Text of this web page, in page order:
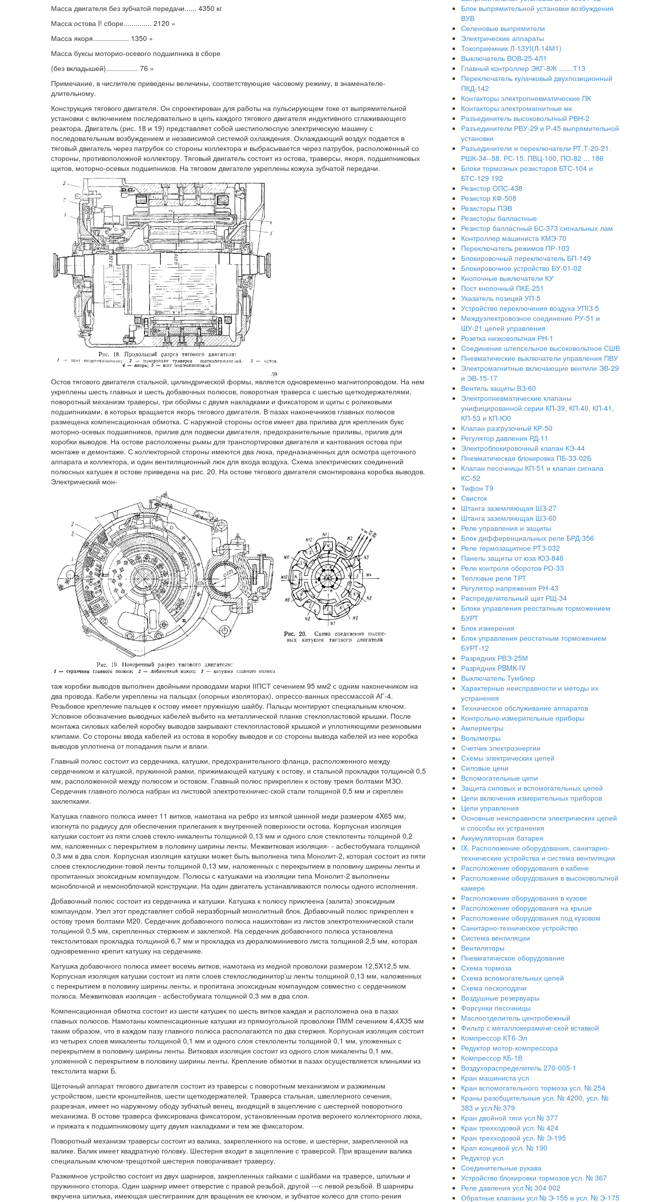
Масса двигателя без зубчатой передачи...... 4350 кг
Масса остова I! сборе.............. 2120 »
Масса якоря.................. 1350 »
Масса буксы моторио-осевого подшипника в сборе
(без вкладышей)................ 76 »
Примечание, в числителе приведены величины, соответствующие часовому режиму, в знаменателе-
длительному.
Конструкция тягового двигателя. Он спроектирован для работы на пульсирующем токе от выпрямительной
установки с включением последовательно в цепь каждого тягового двигателя индуктивного сглаживающего
реактора. Двигатель (рис. 18 и 19) представляет собой шестиполюспую электрическую машину с
последовательным возбуждением и независимой системой охлаждения. Охлаждающий воздух подается в
тяговый двигатель через патрубок со стороны коллектора и выбрасывается через патрубок, расположенный со
стороны, противоположной коллектору. Тяговый двигатель состоит из остова, траверсы, якоря, подшипниковых
щитов, моторно-осевых подшипников. На тяговом двигателе укреплены кожуха зубчатой передачи.
Остов тягового двигателя стальной, цилиндрической формы, является одновременно магнитопроводом. На нем
укреплены шесть главных и шесть добавочных полюсов, поворотная траверса с шестью щеткодержателями,
поворотный механизм траверсы, три обоймы с двумя накладками и фиксатором и щиты с роликовыми
подшипниками, в которых вращается якорь тягового двигателя. В пазах наконечников главных полюсов
размещена компенсационная обмотка. С наружной стороны остов имеет два прилива для крепления букс
моторно-осевых подшипников, прилив для подвески двигателя, предохранительные приливы, прилив для
коробки выводов. На остове расположены рымы для транспортировки двигателя и кантования остова при
монтаже и демонтаже. С коллекторной стороны имеются два люка, предназначенных для осмотра щеточного
аппарата и коллектора, и один вентиляционный люк для входа воздуха. Схема электрических соединений
полюсных катушек в остове приведена на рис. 20. На остове тягового двигателя смонтирована коробка выводов.
Электрический мон-
таж коробки выводов выполнен двойными проводами марки ІІПСТ сечением 95 мм2 с одним наконечником на
два провода. Кабели укреплены на пальцах (опорных изоляторах), опрессо-ванных прессмассой АГ-4.
Резьбовое крепление пальцев к остову имеет пружнішую шайбу. Пальцы монтируют специальным ключом.
Условное обозначение выводных кабелей выбито на металлической планке стеклопластовой крышки. После
монтажа силовых кабелей коробку выводов закрывают стеклопластовой крышкой и уплотняющими резиновыми
клипами. Со стороны ввода кабелей из остова в коробку выводов и со стороны вывода кабелей из нее коробка
выводов уплотнена от попадания пыли и влаги.
Главный полюс состоит из сердечника, катушки, предохранительного фланца, расположенного между
сердечником и катушкой, пружинной рамки, прижимающей катушку к остову, и стальной прокладки толщиной 0,5
мм, расположенной между полюсом и остовом. Главный полюс прикреплен к остову тремя болтами МЗО.
Сердечник главного полюса набран из листовой электротехничес-ской стали толщиной 0,5 мм и скреплен
заклепками.
Катушка главного полюса имеет 11 витков, намотана на ребро из мягкой шинной меди размером 4X65 мм,
изогнута по радиусу для обеспечения прилегания к внутренней поверхности остова. Корпусная изоляция
катушки состоит из пяти слоев стекло-иикаленты толщиной 0,13 мм и одного слоя стеклотенты толщиной 0,2
мм, наложенных с перекрытием в половину ширины ленты. Межвитковая изоляция- - асбестобумага толщиной
0,3 мм в два слоя. Корпусная изоляция катушки может быть выполнена типа Монолит-2, которая состоит из пяти
слоев стеклослюдини-товой ленты толщиной 0,13 мм, наложенных с перекрытием в половину ширины ленты и
пропитанных эпоксидным компаундом. Полюсы с катушками на изоляции типа Монолит-2 выполнены
моноблочной и немоноблочиой конструкции. На один двигатель устанавливаются полюсы одного исполнения.
Добавочный полюс состоит из сердечника и катушки. Катушка к полюсу приклеена (залита) эпоксидным
компаундом. Узел этот представляет собой неразборный монолитный блок. Добавочный полюс прикреплен к
остову тремя болтами М20. Сердечник добавочного полюса нашихтован из листов электротехнической стали
толщиной 0,5 мм, скрепленных стержнем и заклепкой. На сердечник добавочного полюса установлена
текстолитовая прокладка толщиной 6,7 мм и прокладка из дюралюминиевого листа толщиной 2,5 мм, которая
одновременно крепит катушку на сердечнике.
Катушка добавочного полюса имеет восемь витков, намотана из медной проволоки размером 12,5X12,5 мм.
Корпусная изоляция катушки состоит из пяти слоев стеклослюдинитор'ш ленты толщиной 0,13 мм, наложенных
с перекрытием в половину ширины ленты, и пропитана эпоксидным компаундом совместно с сердечником
полюса. Межвитковая изоляция - асбестобумага толщиной 0,3 мм в два слоя.
Компенсационная обмотка состоит из шести катушек по шесть витков каждая и расположена она в пазах
главных полюсов. Намотаны компенсационные катушки из прямоугольной проволоки ПММ сечением 4,4X35 мм
таким образом, что в каждом пазу главного полюса располагаются по два стержня. Корпусная изоляция состоит
из четырех слоев микаленты толщиной 0,1 мм и одного слоя стеклоленты толщиной 0,1 мм, уложенных с
перекрытием в половину ширины ленты. Витковая изоляция состоит из одного слоя микаленты 0,1 мм,
уложенной с перекрытием в половину ширины ленты. Крепление обмотки в пазах осуществляется клиньями из
текстолита марки Б.
Щеточный аппарат тягового двигателя состоит из траверсы с поворотным механизмом и разжимным
устройством, шести кронштейнов, шести щеткодержателей. Траверса стальная, швеллерного сечения,
разрезная, имеет но наружному ободу зубчатый венец, входящий в зацепление с шестерней поворотного
механизма. В остове траверса фиксирована фиксатором, установленным против верхнего коллекторного люка,
и прижата к подшипниковому щиту двумя накладками и тем же фиксатором.
Поворотный механизм траверсы состоит из валика, закрепленного на остове, и шестерни, закрепленной на
валике. Валик имеет квадратную головку. Шестерня входит в зацепление с траверсой. При вращении валика
специальным ключом-трещоткой шестерня поворачивает траверсу.
Разжимное устройство состоит из двух шарниров, закрепленных гайками с шайбами на траверсе, шпильки и
пружинного стопора. Один шарнир имеет отверстие с правой резьбой, другой ---с левой резьбой. В шарниры
вкручена шпилька, имеющая шестигранник для вращения ее ключом, и зубчатое колесо для стопо-рения
Блок выпрямительной установки возбуждения
ВУВ
Селеновые выпрямители
Электрические аппараты
Токоприемник Л-13УІ(Л-14М1)
Выключатель ВОВ-25-4Л1
Главный контроллер ЭКГ-8Ж .......Т13
Переключатель кулачковый двухпозиционный
ПКД-142
Контакторы электропневматические ПК
Контакторы электромагнитные мк
Разъединитель высоковольтный РВН-2
Разъединители РВУ-29 и Р-45 выпрямительной
установки
Разъединители и переключатели РТ.Т-20-21.
РШК-34--58. РС-15. ПВЦ-100, ПО-82 ... 186
Блоки тормозных резисторов БТС-104 и
БТС-129 192
Резистор ОПС-438
Резистор КФ-508
Резисторы ПЭВ
Резисторы балластные
Резистор балластный БС-373 сигнальных лам
Контроллер машиниста КМЭ-70
Переключатель режимов ПР-103
Блокировочный переключатель БП-149
Блокировочное устройство БУ-01-02
Кнопочные выключатели КУ
Пост кнопочный ПКЕ-251
Указатель позиций УП-5
Устройство переключения воздуха УПІЗ-5
Междуэлектровозное соединение РУ-51 и
ШУ-21 цепей управления
Розетка низковольтная РН-1
Соединение штепсельное высоковольтное СШВ
Пневматические выключатели управления ПВУ
Электромагнитные включающие вентили ЭВ-29
и ЭВ-15-17
Вентиль защиты ВЗ-60
Электропневматические клапаны
унифицированной серии КП-39, КП-40, КП-41,
КП-53 и КП-Ю0
Клапан разгрузочный КР-50
Регулятор давления РД-11
Электроблокировочный клапан КЭ-44
Пневматическая блокировка ПБ-33-02Б
Клапан песочницы КП-51 и клапан сигнала
КС-52
Тифон Т9
Свисток
Штанга заземляющая ШЗ-27
Штанга заземляющая ШЗ-60
Реле управления и защиты
Блок дифференциальных реле БРД-356
Реле термозащитное РТЗ-032
Панель защиты от юза ЮЗ-846
Реле контроля оборотов РО-33
Тепловые реле ТРТ
Регулятор напряжения РН-43
Распределительный щит РЩ-34
Блоки управления реостатным торможением
БУРТ
Блок измерения
Блок управления реостатным торможением
БУРТ-12
Разрядник РВЭ-25М
Разрядник PBMK-IV
Выключатель Тумблер
Характерные неисправности и методы их
устранения
Техническое обслуживание аппаратов
Контрольно-измерительные приборы
Амперметры
Вольтметры
Счетчик электроэнергии
Схемы электрических цепей
Силовые цени
Вспомогательные цепи
Защита силовых и вспомогательных цепей
Цепи включения измерительных приборов
Цепи управления
Основные неисправности электрических цепей
и способы их устранения
Аккумуляторная батарея
IX. Расположение оборудования, санитарно-
технические устройства и система вентиляции
Расположение оборудования в кабине
Расположение оборудования в высоковольтной
камере
Расположение оборудования в кузове
Расположение оборудования на крыше
Расположение оборудования под кузовом
Санитарно-техническое устройство
Система вентиляции
Вентиляторы
Пневматическое оборудование
Схема тормоза
Схема вспомогательных цепей
Схема пескоподачи
Воздушные резервуары
Форсунки песочницы
Маслоотделитель центробежный
Фильтр с металлокерамиче-ской вставкой
Компрессор КТ6-Эл
Редуктор мотор-компрессора
Компрессор КБ-1В
Воздухораспределитель 270-005-1
Кран машиниста усл
Кран вспомогательного тормоза усл. № 254
Краны разобщительные усл. № 4200, усл. №
383 и усл № 379
Кран двойной тяги усл № 377
Кран трехходовой усл. № 424
Кран трехходовой усл. № Э-195
Крап концевой усл. № 190
Редуктор усл
Соединительные рукава
Устройство блокировки тормозов усл. № 367
Реле давления усл № 304 002
Обратные клапаны усл № Э-155 и усл. № Э-175